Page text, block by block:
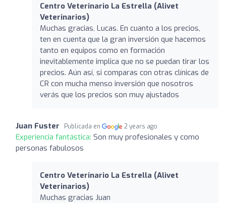
Centro Veterinario La Estrella (Alivet
Veterinarios)
Muchas gracias, Lucas. En cuanto a los precios,
ten en cuenta que la gran inversión que hacemos
tanto en equipos como en formación
inevitablemente implica que no se puedan tirar los
precios. Aún así, si comparas con otras clínicas de
CR con mucha menso inversión que nosotros
verás que los precios son muy ajustados
Juan Fuster Publicada en 2 years ago
Experiencia fantástica: Son muy profesionales y como
personas fabulosos
Centro Veterinario La Estrella (Alivet
Veterinarios)
Muchas gracias Juan